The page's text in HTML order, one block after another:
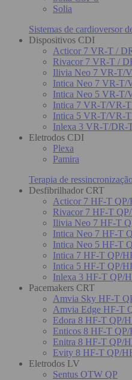
Solia
Sistemas de cardioversor
Dispositivos CDI
Acticor 7 VR-T /
Rivacor 7 VR-T /
Ilivia Neo 7 VR-T/
Intica Neo 7 VR-
Intica Neo 5 VR-
Intica 7 VR-T/VR-
Intica 5 VR-T/VR-
Inlexa 3 VR-T/DR-
Eletrodos CDI
Plexa
Pamira
Terapia de
Desfibrilhador CRT
Acticor 7 HF-T
Rivacor 7 HF-T
Ilivia Neo 7 HF-T
Intica Neo 7 HF-T
Intica Neo 5 HF-T
Intica 7 HF-T QP/
Intica 5 HF-T QP/
Inlexa 3 HF-T QP/
Pacemakers CRT
Amvia Sky HF-T
Amvia Edge HF-T
Edora 8 HF-T QP/
Enticos 8 HF-T
Enitra 8 HF-T QP/
Evity 8 HF-T QP/
Eletrodos LV
Sentus OTW QP